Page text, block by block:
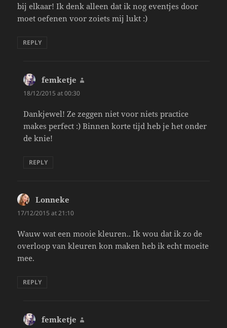
bij elkaar! Ik denk alleen dat ik nog eventjes door
moet oefenen voor zoiets mij lukt :)
REPLY
femketje
18/12/2015 at 00:30
Dankjewel! Ze zeggen niet voor niets practice
makes perfect :) Binnen korte tijd heb je het onder
de knie!
REPLY
Lonneke
17/12/2015 at 21:10
Wauw wat een mooie kleuren.. Ik wou dat ik zo de
overloop van kleuren kon maken heb ik echt moeite
mee.
REPLY
femketje